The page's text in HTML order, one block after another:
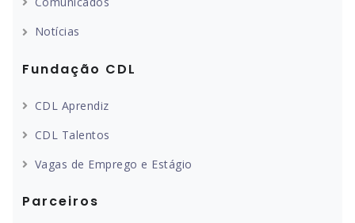
Notícias
Fundação CDL
CDL Aprendiz
CDL Talentos
Vagas de Emprego e Estágio
Parceiros